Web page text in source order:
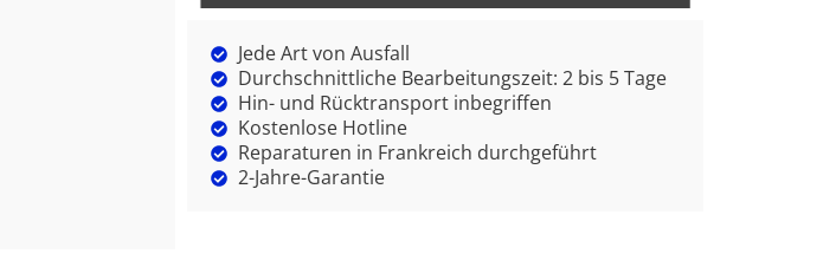
Jede Art von Ausfall
Durchschnittliche Bearbeitungszeit: 2 bis 5 Tage
Hin- und Rücktransport inbegriffen
Kostenlose Hotline
Reparaturen in Frankreich durchgeführt
2-Jahre-Garantie